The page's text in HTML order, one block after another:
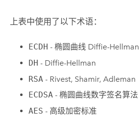
上表中使用了以下术语：
ECDH - 椭圆曲线 Diffie-Hellman
DH - Diffie-Hellman
RSA - Rivest, Shamir, Adleman
ECDSA - 椭圆曲线数字签名算法
AES - 高级加密标准